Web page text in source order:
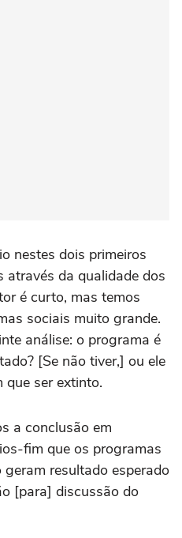
nestes dois primeiros
através da qualidade dos
é curto, mas temos
sociais muito grande.
análise: o programa é
[Se não tiver,] ou ele
que ser extinto.
a conclusão em
fim que os programas
resultado esperado
[para] discussão do